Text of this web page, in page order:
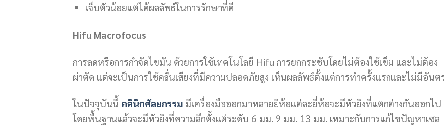
เจ็บตัวน้อยแต่ได้ผลลัพธ์ในการรักษาที่ดี
Hifu Macrofocus
การลดหรือการกำจัดไขมัน ด้วยการใช้เทคโนโลยี Hifu การยกกระชับโดยไม่ต้องใช้เข็ม และไม่ต้อง
ผ่าตัด แต่จะเป็นการใช้คลื่นเสียงที่มีความปลอดภัยสูง เห็นผลลัพธ์ตั้งแต่การทำครั้งแรกและไม่มีอันต
ในปัจจุบันนี้ คลินิกศัลยกรรม มีเครื่องมือออกมาหลายยี่ห้อแต่ละยี่ห้อจะมีหัวยิงที่แตกต่างกันออกไป
โดยพื้นฐานแล้วจะมีหัวยิงที่ความลึกตั้งแต่ระดับ 6 มม. 9 มม. 13 มม. เหมาะกับการแก้ไขปัญหาเซล